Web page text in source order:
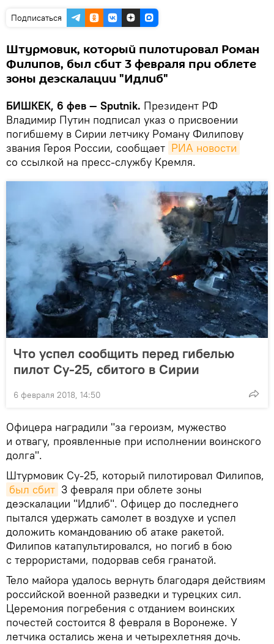
Подписаться
Штурмовик, который пилотировал Роман
Филипов, был сбит 3 февраля при облете
зоны деэскалации "Идлиб"
БИШКЕК, 6 фев — Sputnik. Президент РФ
Владимир Путин подписал указ о присвоении
погибшему в Сирии летчику Роману Филипову
звания Героя России, сообщает РИА новости
со ссылкой на пресс-службу Кремля.
Что успел сообщить перед гибелью
пилот Су-25, сбитого в Сирии
6 февраля 2018, 14:50
Офицера наградили "за героизм, мужество
и отвагу, проявленные при исполнении воинского
долга".
Штурмовик Су-25, который пилотировал Филипов,
был сбит 3 февраля при облете зоны
деэскалации "Идлиб". Офицер до последнего
пытался удержать самолет в воздухе и успел
доложить командованию об атаке ракетой.
Филипов катапультировался, но погиб в бою
с террористами, подорвав себя гранатой.
Тело майора удалось вернуть благодаря действиям
российской военной разведки и турецких сил.
Церемония погребения с отданием воинских
почестей состоится 8 февраля в Воронеже. У
летчика остались жена и четырехлетняя дочь.